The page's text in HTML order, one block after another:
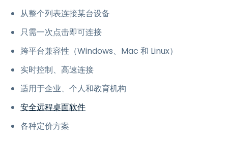
从整个列表连接某台设备
只需一次点击即可连接
跨平台兼容性（Windows、Mac 和 Linux）
实时控制、高速连接
适用于企业、个人和教育机构
安全远程桌面软件
各种定价方案